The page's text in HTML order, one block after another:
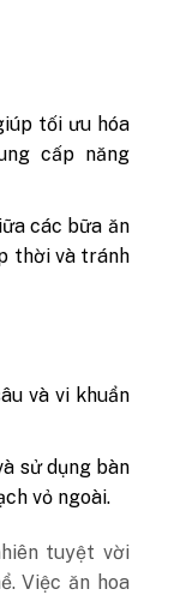
tối ưu hóa
cấp năng
các bữa ăn
thời và tránh
và vi khuẩn
sử dụng bàn
vỏ ngoài.
tuyệt vời
Việc ăn hoa